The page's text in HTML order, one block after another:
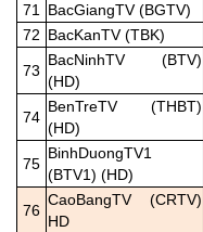
71 BacGiangTV (BGTV)
72 BacKanTV (TBK)
73
BacNinhTV (BTV)
(HD)
74
BenTreTV (THBT)
(HD)
75
BinhDuongTV1
(BTV1) (HD)
76
CaoBangTV (CRTV)
HD